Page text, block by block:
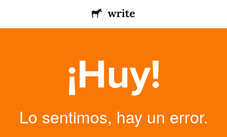
¡Huy!
Lo sentimos, hay un error.